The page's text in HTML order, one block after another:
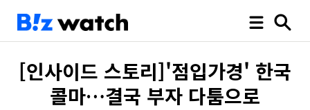
[인사이드 스토리]'점입가경' 한국
콜마…결국 부자 다툼으로